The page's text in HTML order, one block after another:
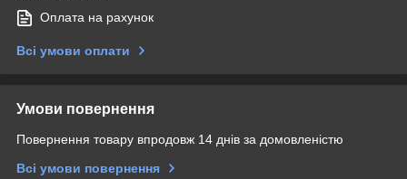
Оплата на рахунок
Всі умови оплати
Умови повернення
Повернення товару впродовж 14 днів за домовленістю
Всі умови повернення